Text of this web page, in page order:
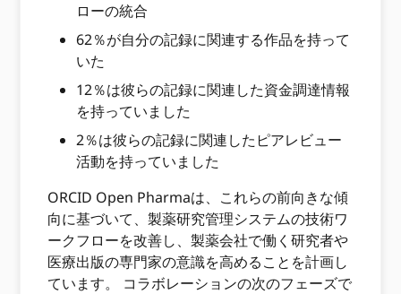
ローの統合
62％が自分の記録に関連する作品を持って
いた
12％は彼らの記録に関連した資金調達情報
を持っていました
2％は彼らの記録に関連したピアレビュー
活動を持っていました
ORCID Open Pharmaは、これらの前向きな傾
向に基づいて、製薬研究管理システムの技術ワ
ークフローを改善し、製薬会社で働く研究者や
医療出版の専門家の意識を高めることを計画し
ています。 コラボレーションの次のフェーズで